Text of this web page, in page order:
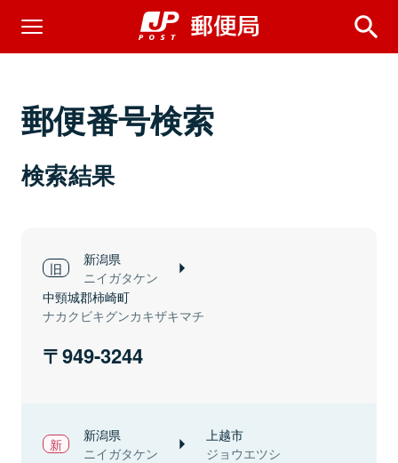
郵便番号検索
検索結果
新潟県
ニイガタケン
中頸城郡柿崎町
ナカクビキグンカキザキマチ
949-3244
新潟県
ニイガタケン
上越市
ジョウエツシ